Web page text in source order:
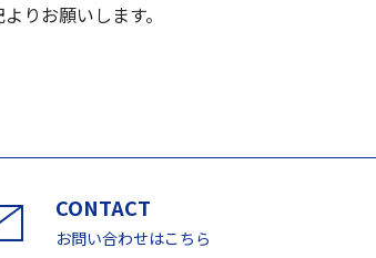
りお願いします。
お問い合わせはこちら